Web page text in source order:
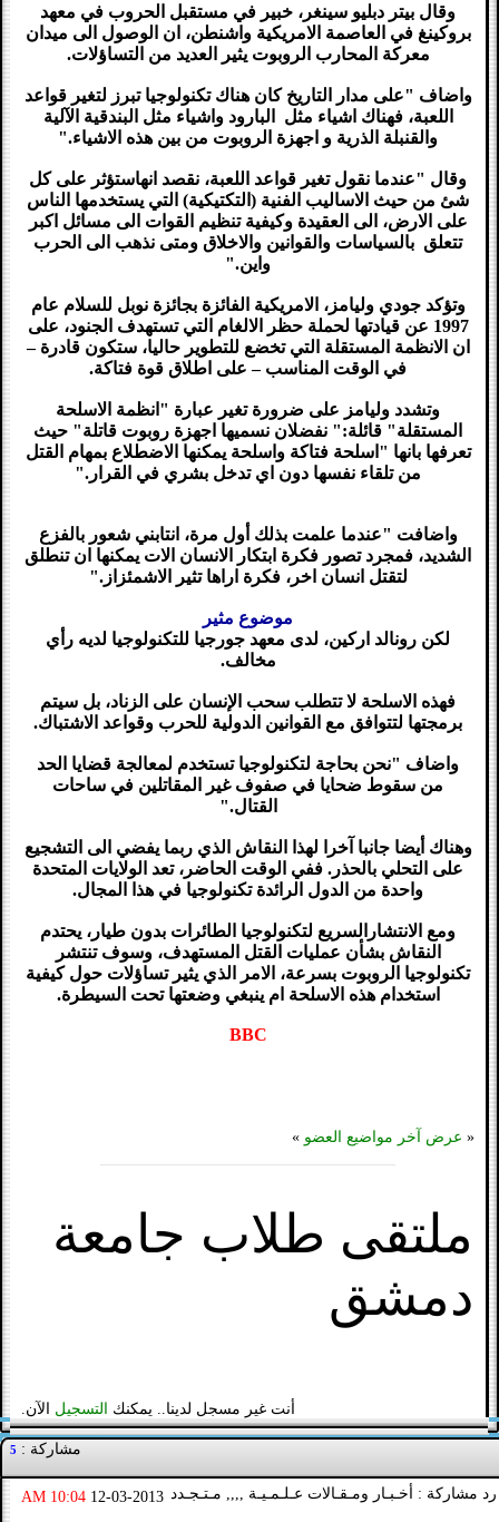
وقال بيتر دبليو سينغر، خبير في مستقبل الحروب في معهد
بروكينغ في العاصمة الامريكية واشنطن، ان الوصول الى ميدان
معركة المحارب الروبوت يثير العديد من التساؤلات.
واضاف "على مدار التاريخ كان هناك تكنولوجيا تبرز لتغير قواعد
اللعبة، فهناك اشياء مثل البارود واشياء مثل البندقية الآلية
والقنبلة الذرية و اجهزة الروبوت من بين هذه الاشياء."
وقال "عندما نقول تغير قواعد اللعبة، نقصد انهاستؤثر على كل
شئ من حيث الاساليب الفنية (التكتيكية) التي يستخدمها الناس
على الارض، الى العقيدة وكيفية تنظيم القوات الى مسائل اكبر
تتعلق بالسياسات والقوانين والاخلاق ومتى نذهب الى الحرب
واين."
وتؤكد جودي وليامز، الامريكية الفائزة بجائزة نوبل للسلام عام
1997 عن قيادتها لحملة حظر الالغام التي تستهدف الجنود، على
ان الانظمة المستقلة التي تخضع للتطوير حاليا، ستكون قادرة –
في الوقت المناسب – على اطلاق قوة فتاكة.
وتشدد وليامز على ضرورة تغير عبارة "انظمة الاسلحة
المستقلة" قائلة:" نفضلان نسميها اجهزة روبوت قاتلة" حيث
تعرفها بانها "اسلحة فتاكة واسلحة يمكنها الاضطلاع بمهام القتل
من تلقاء نفسها دون اي تدخل بشري في القرار."
واضافت "عندما علمت بذلك أول مرة، انتابني شعور بالفزع
الشديد، فمجرد تصور فكرة ابتكار الانسان الات يمكنها ان تنطلق
لتقتل انسان اخر، فكرة اراها تثير الاشمئزاز."
موضوع مثير
لكن رونالد اركين، لدى معهد جورجيا للتكنولوجيا لديه رأي
مخالف.
فهذه الاسلحة لا تتطلب سحب الإنسان على الزناد، بل سيتم
برمجتها لتتوافق مع القوانين الدولية للحرب وقواعد الاشتباك.
واضاف "نحن بحاجة لتكنولوجيا تستخدم لمعالجة قضايا الحد
من سقوط ضحايا في صفوف غير المقاتلين في ساحات
القتال."
وهناك أيضا جانبا آخرا لهذا النقاش الذي ربما يفضي الى التشجيع
على التحلي بالحذر. ففي الوقت الحاضر، تعد الولايات المتحدة
واحدة من الدول الرائدة تكنولوجيا في هذا المجال.
ومع الانتشارالسريع لتكنولوجيا الطائرات بدون طيار، يحتدم
النقاش بشأن عمليات القتل المستهدف، وسوف تنتشر
تكنولوجيا الروبوت بسرعة، الامر الذي يثير تساؤلات حول كيفية
استخدام هذه الاسلحة ام ينبغي وضعتها تحت السيطرة.
BBC
« عرض آخر مواضيع العضو »
ملتقى طلاب جامعة
دمشق
أنت غير مسجل لدينا.. يمكنك التسجيل الآن.
مشاركة : 5
رد مشاركة : أخـبـار ومـقـالات عـلـمـيـة ,,,, مـتـجـدد 12-03-2013
10:04 AM